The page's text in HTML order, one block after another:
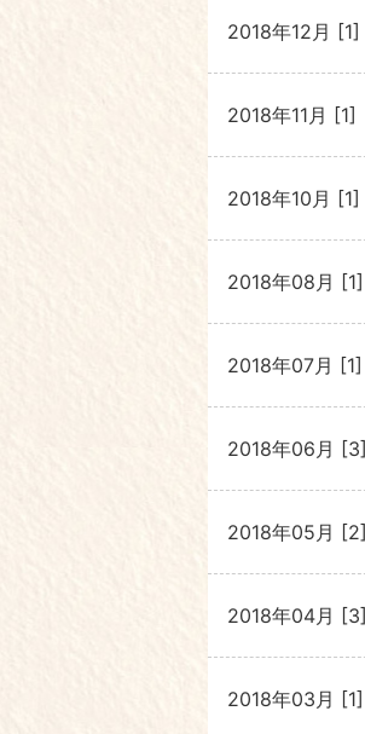
2018年12月 [1]
2018年11月 [1]
2018年10月 [1]
2018年08月 [1]
2018年07月 [1]
2018年06月 [3]
2018年05月 [2]
2018年04月 [3]
2018年03月 [1]